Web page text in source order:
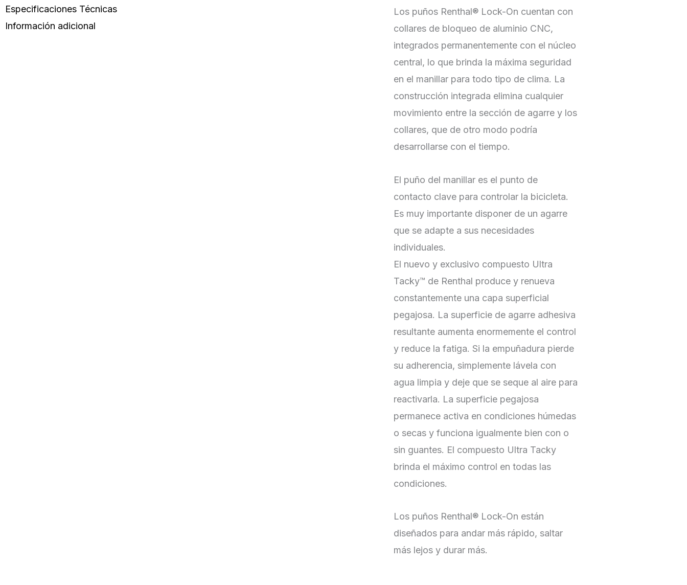
Especificaciones Técnicas
Información adicional
G195
Renthal
cantidad
Los puños Renthal® Lock-On cuentan con
collares de bloqueo de aluminio CNC,
integrados permanentemente con el núcleo
central, lo que brinda la máxima seguridad
en el manillar para todo tipo de clima. La
construcción integrada elimina cualquier
movimiento entre la sección de agarre y los
collares, que de otro modo podría
desarrollarse con el tiempo.
El puño del manillar es el punto de
contacto clave para controlar la bicicleta.
Es muy importante disponer de un agarre
que se adapte a sus necesidades
individuales.
El nuevo y exclusivo compuesto Ultra
Tacky™ de Renthal produce y renueva
constantemente una capa superficial
pegajosa. La superficie de agarre adhesiva
resultante aumenta enormemente el control
y reduce la fatiga. Si la empuñadura pierde
su adherencia, simplemente lávela con
agua limpia y deje que se seque al aire para
reactivarla. La superficie pegajosa
permanece activa en condiciones húmedas
o secas y funciona igualmente bien con o
sin guantes. El compuesto Ultra Tacky
brinda el máximo control en todas las
condiciones.
Los puños Renthal® Lock-On están
diseñados para andar más rápido, saltar
más lejos y durar más.